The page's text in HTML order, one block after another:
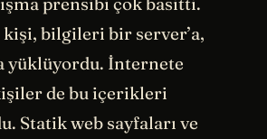
bilgileri bir server’a,
yüklüyordu. İnternete
de bu içerikleri
Statik web sayfaları ve